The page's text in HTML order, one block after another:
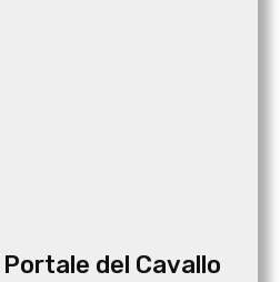
del Cavallo